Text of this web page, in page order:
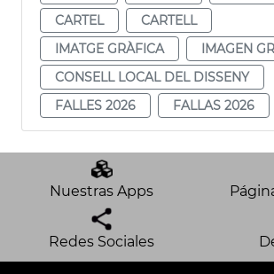
CARTEL
CARTELL
IMATGE GRÀFICA
IMAGEN
CONSELL LOCAL DEL DISSENY
FALLES 2026
FALLAS 2026
Nuestras Apps
Redes Sociales